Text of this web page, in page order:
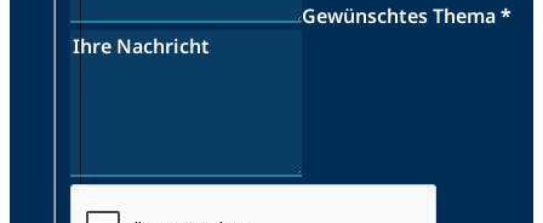
Gewünschtes Thema*